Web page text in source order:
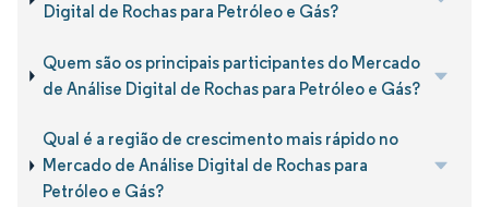
Digital de Rochas para Petróleo e Gás?
Quem são os principais participantes do Mercado
de Análise Digital de Rochas para Petróleo e Gás?
Qual é a região de crescimento mais rápido no
Mercado de Análise Digital de Rochas para
Petróleo e Gás?